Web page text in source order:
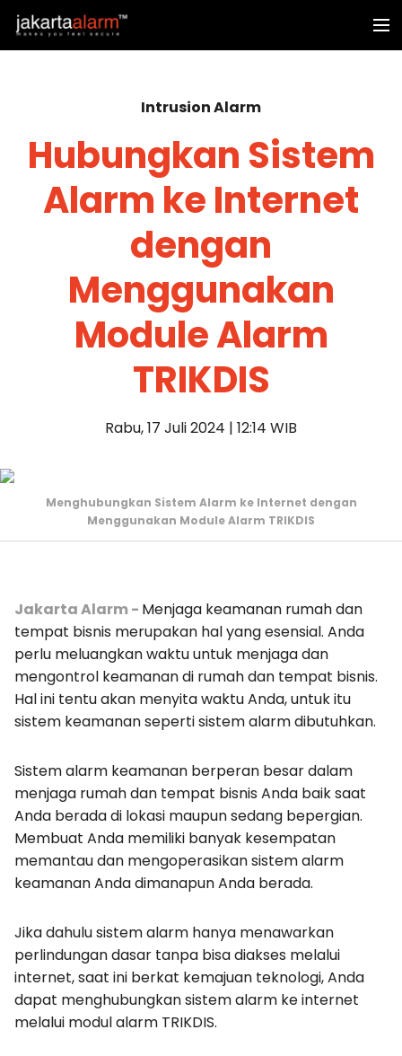
Intrusion Alarm
Hubungkan Sistem
Alarm ke Internet
dengan
Menggunakan
Module Alarm
TRIKDIS
Rabu, 17 Juli 2024 | 12:14 WIB
Menghubungkan Sistem Alarm ke Internet dengan
Menggunakan Module Alarm TRIKDIS
Jakarta Alarm - Menjaga keamanan rumah dan
tempat bisnis merupakan hal yang esensial. Anda
perlu meluangkan waktu untuk menjaga dan
mengontrol keamanan di rumah dan tempat bisnis.
Hal ini tentu akan menyita waktu Anda, untuk itu
sistem keamanan seperti sistem alarm dibutuhkan.
Sistem alarm keamanan berperan besar dalam
menjaga rumah dan tempat bisnis Anda baik saat
Anda berada di lokasi maupun sedang bepergian.
Membuat Anda memiliki banyak kesempatan
memantau dan mengoperasikan sistem alarm
keamanan Anda dimanapun Anda berada.
Jika dahulu sistem alarm hanya menawarkan
perlindungan dasar tanpa bisa diakses melalui
internet, saat ini berkat kemajuan teknologi, Anda
dapat menghubungkan sistem alarm ke internet
melalui modul alarm TRIKDIS.